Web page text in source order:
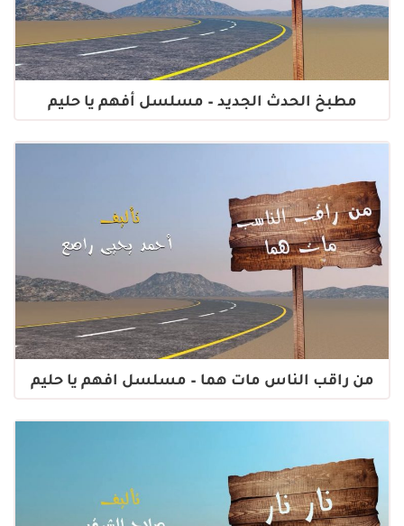
مطبخ الحدث الجديد – مسلسل أفهم يا حليم
من راقب الناس مات هما – مسلسل افهم يا حليم